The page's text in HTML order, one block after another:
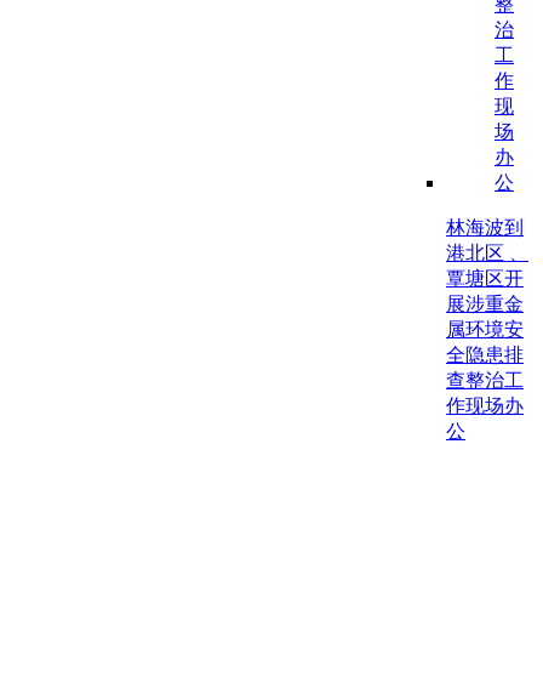
林海波到
港北区 、
覃塘区开
展涉重金
属环境安
全隐患排
查整治工
作现场办
公